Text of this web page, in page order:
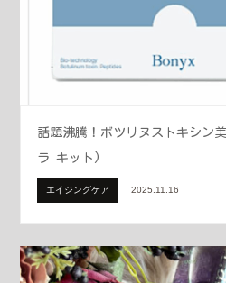
話題沸騰！ボツリヌストキシン
ラ キット)
エイジングケア 2025.11.16